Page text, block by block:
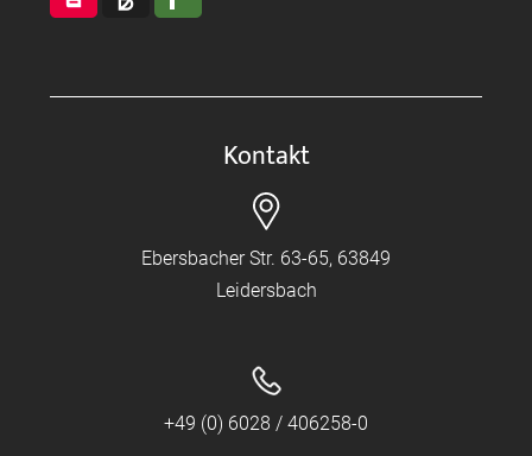
Kontakt
Ebersbacher Str. 63-65, 63849
Leidersbach
+49 (0) 6028 / 406258-0